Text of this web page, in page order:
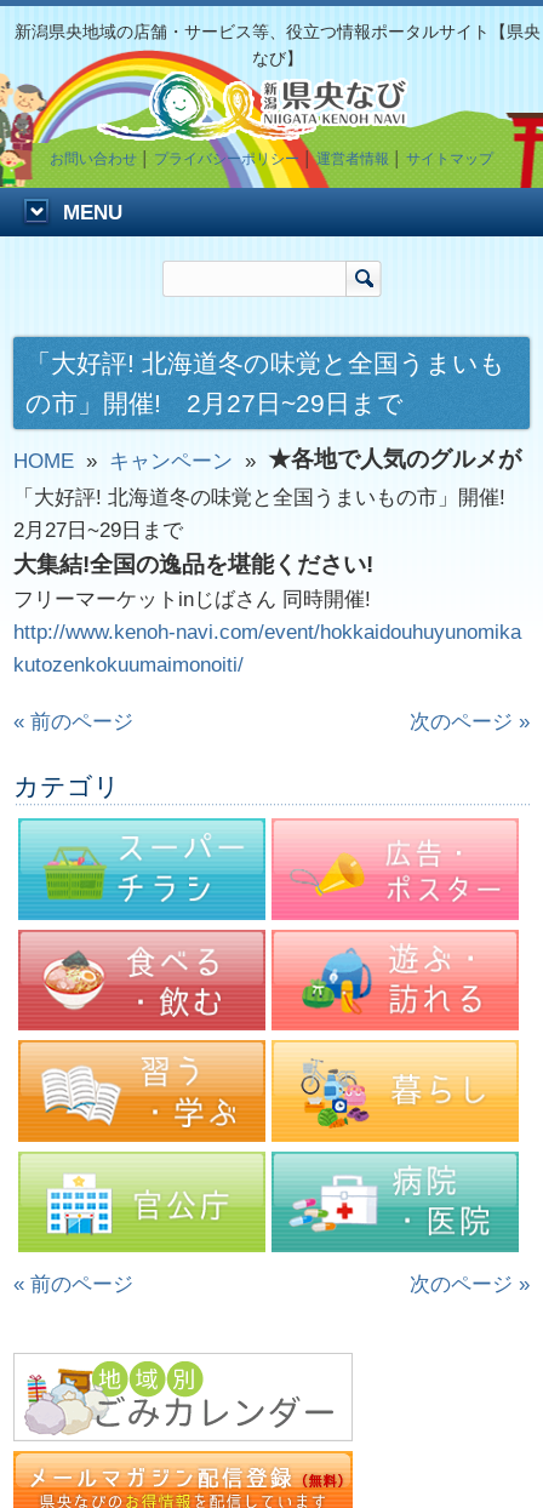
新潟県央地域の店舗・サービス等、役立つ情報ポータルサイト【県央
なび】
お問い合わせ プライバシーポリシー │運営者情報 サイトマップ
MENU
「大好評! 北海道冬の味覚と全国うまいも
の市」開催! 2月27日~29日まで
HOME » キャンペーン »
「大好評! 北海道冬の味覚と全国うまいもの市」開催!
2月27日~29日まで
★各地で人気のグルメが
大集結!全国の逸品を堪能ください!
フリーマーケットinじばさん 同時開催!
http://www.kenoh-navi.com/event/hokkaidouhuyunomika
kutozenkokuumaimonoiti/
« 前のページ 次のページ »
カテゴリ
« 前のページ 次のページ »